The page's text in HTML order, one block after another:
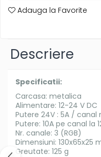
Adauga la Favorite
Descriere
Specificatii:
Carcasa: metalica
Alimentare: 12-24 V DC
Putere 24V : 5A / canal
Putere: 10A pe canal la
Nr. canale: 3 (RGB)
Dimensiuni: 130x65x25
Greutate: 125 g